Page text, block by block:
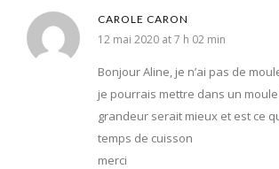
CAROLE CARON
12 mai 2020 at 7 h 02 min
Bonjour Aline, je n’ai pas de
je pourrais mettre dans un moule
grandeur serait mieux et est ce
temps de cuisson
merci